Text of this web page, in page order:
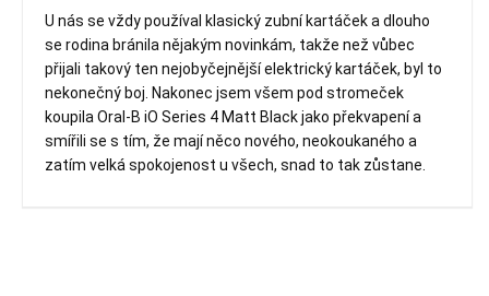
U nás se vždy používal klasický zubní kartáček a dlouho
se rodina bránila nějakým novinkám, takže než vůbec
přijali takový ten nejobyčejnější elektrický kartáček, byl to
nekonečný boj. Nakonec jsem všem pod stromeček
koupila Oral-B iO Series 4 Matt Black jako překvapení a
smířili se s tím, že mají něco nového, neokoukaného a
zatím velká spokojenost u všech, snad to tak zůstane.